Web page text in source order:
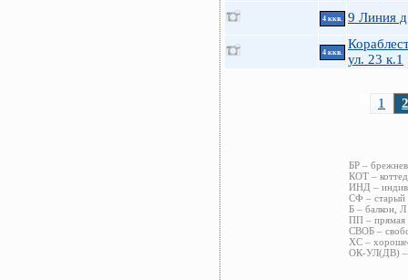
4 ккв. 9 Линия
4 ккв.
ул. 23 к.1
1 2
БР –
КОТ –
ИНД –
СФ – старый
Б – балкон,
ПП – прямая
СВОБ –
ХС –
ОК-УЛ(ДВ) –